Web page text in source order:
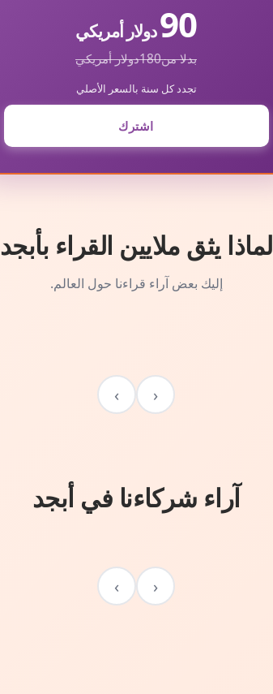
90دولار أمريكي
بدلا من180دولار أمريكي
تجدد كل سنة بالسعر الأصلي
اشترك
لماذا يثق ملايين القراء بأبجد
إليك بعض آراء قراءنا حول العالم.
‹
›
آراء شركاءنا في أبجد
‹
›